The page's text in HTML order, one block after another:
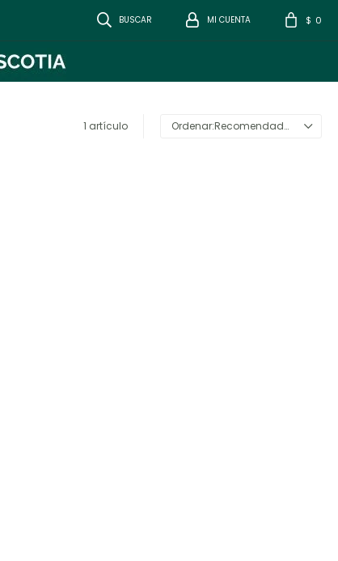
$ 0
1 artículo Recomendados